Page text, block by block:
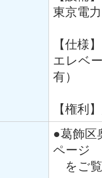
東京電
【仕様】
エレベ
有）
【権利
●葛飾
ページ
をご覧